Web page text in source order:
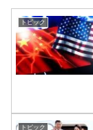
トピック
トピック